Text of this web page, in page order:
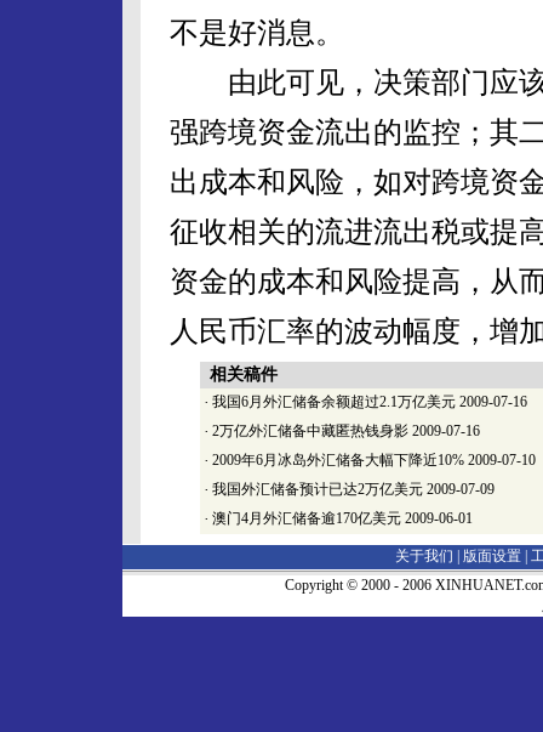
不是好消息。
由此可见，决策部门应该
强跨境资金流出的监控；其
出成本和风险，如对跨境资
征收相关的流进流出税或提
资金的成本和风险提高，从
人民币汇率的波动幅度，增
相关稿件
· 我国6月外汇储备余额超过2.1万亿美元 2009-07-16
· 2万亿外汇储备中藏匿热钱身影 2009-07-16
· 2009年6月冰岛外汇储备大幅下降近10% 2009-07-10
· 我国外汇储备预计已达2万亿美元 2009-07-09
· 澳门4月外汇储备逾170亿美元 2009-06-01
关于我们 | 版面设置
Copyright © 2000 - 2006